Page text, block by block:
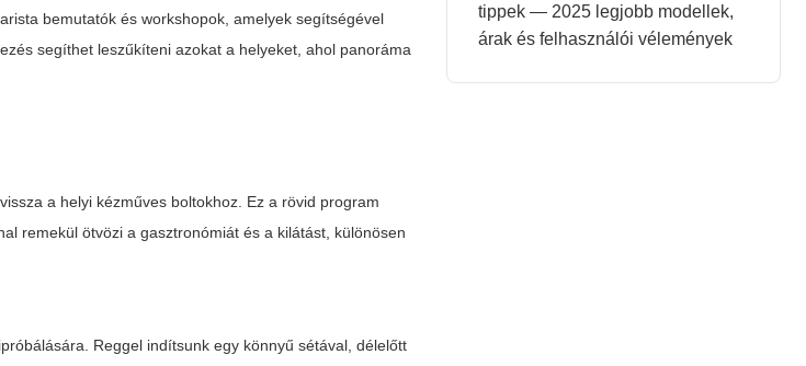
bemutatók és workshopok, amelyek segítségével
segíthet leszűkíteni azokat a helyeket, ahol panoráma
a helyi kézműves boltokhoz. Ez a rövid program
remekül ötvözi a gasztronómiát és a kilátást, különösen
Reggel indítsunk egy könnyű sétával, délelőtt
tippek — 2025 legjobb modellek,
árak és felhasználói vélemények